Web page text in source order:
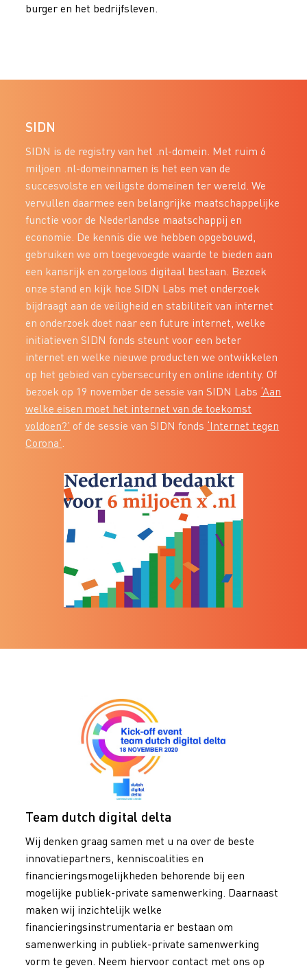
burger en het bedrijfsleven.
SIDN
SIDN is de registry van het .nl-domein. Met ruim 6
miljoen .nl-domeinnamen is het een van de
succesvolste en veiligste domeinen ter wereld. We
vervullen daarmee een belangrijke maatschappelijke
functie voor de Nederlandse maatschappij en
economie. De kennis die we hebben opgebouwd,
gebruiken we om toegevoegde waarde te bieden aan
een kansrijk en zorgeloos digitaal bestaan. Bezoek
onze stand en kijk hoe SIDN Labs met onderzoek
bijdraagt aan de veiligheid en stabiliteit van internet
en onderzoek doet naar een future internet, welke
initiatieven SIDN fonds steunt voor een beter
internet en welke nieuwe producten we ontwikkelen
op het gebied van cybersecurity en online identity. Of
bezoek op 19 november de sessie van SIDN Labs ‘Aan
welke eisen moet het internet van de toekomst
voldoen?’ of de sessie van SIDN fonds ‘Internet tegen
Corona’
Team dutch digital delta
Wij denken graag samen met u na over de beste
innovatiepartners, kenniscoalities en
financieringsmogelijkheden behorende bij een
mogelijke publiek-private samenwerking. Daarnaast
maken wij inzichtelijk welke
financieringsinstrumentaria er bestaan om
samenwerking in publiek-private samenwerking
vorm te geven. Neem hiervoor contact met ons op